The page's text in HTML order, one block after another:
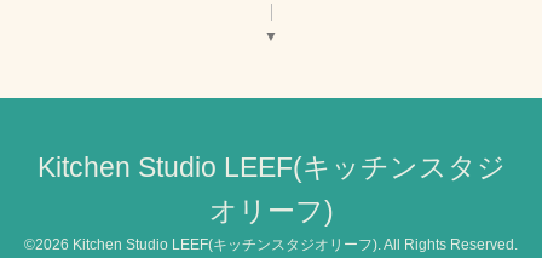
▼
Kitchen Studio LEEF(キッチンスタジ
オリーフ)
©2026 Kitchen Studio LEEF(キッチンスタジオリーフ) . All Rights Reserved.